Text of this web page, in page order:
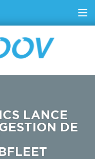
LANCE
DE